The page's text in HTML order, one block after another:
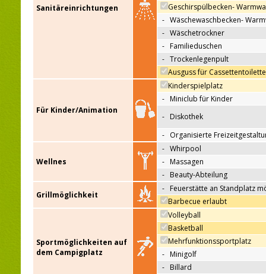
Sanitäreinrichtungen
Geschirspülbecken-
- Wäschewaschbecken-
- Wäschetrockner
- Familieduschen
- Trockenlegenpult
Ausguss für
Für Kinder/Animation
Kinderspielplatz
- Miniclub für Kinder
- Diskothek
- Organisierte
Wellnes
- Whirpool
- Massagen
- Beauty-Abteilung
Grillmöglichkeit
- Feuerstätte an Standplatz
Barbecue erlaubt
Sportmöglichkeiten auf
dem Campigplatz
Volleyball
Basketball
Mehrfunktionssportplatz
- Minigolf
- Billard